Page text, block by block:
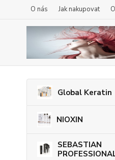
O nás Jak nakupovat
Global Keratin
NIOXIN
SEBASTIAN